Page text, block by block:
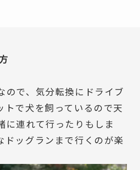
ので、気分転換にドライブ
トで犬を飼っているので天
に連れて行ったりもしま
ドッグランまで行くのが楽